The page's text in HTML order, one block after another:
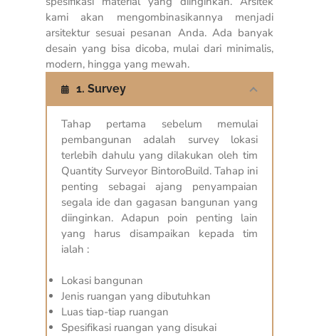
kami akan mengombinasikannya menjadi
arsitektur sesuai pesanan Anda. Ada banyak
desain yang bisa dicoba, mulai dari minimalis,
modern, hingga yang mewah.
1. Survey
Tahap pertama sebelum memulai
pembangunan adalah survey lokasi
terlebih dahulu yang dilakukan oleh tim
Quantity Surveyor BintoroBuild. Tahap ini
penting sebagai ajang penyampaian
segala ide dan gagasan bangunan yang
diinginkan. Adapun poin penting lain
yang harus disampaikan kepada tim
ialah :
Lokasi bangunan
Jenis ruangan yang dibutuhkan
Luas tiap-tiap ruangan
Spesifikasi ruangan yang disukai